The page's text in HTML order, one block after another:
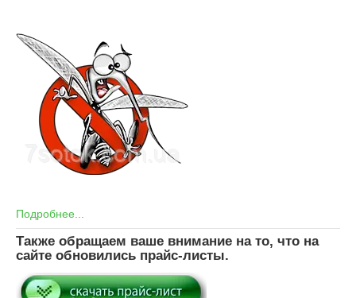
Подробнее...
Также обращаем ваше внимание на то, что на
сайте обновились прайс-листы.